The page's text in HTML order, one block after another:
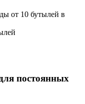
от 10 бутылей в
постоянных